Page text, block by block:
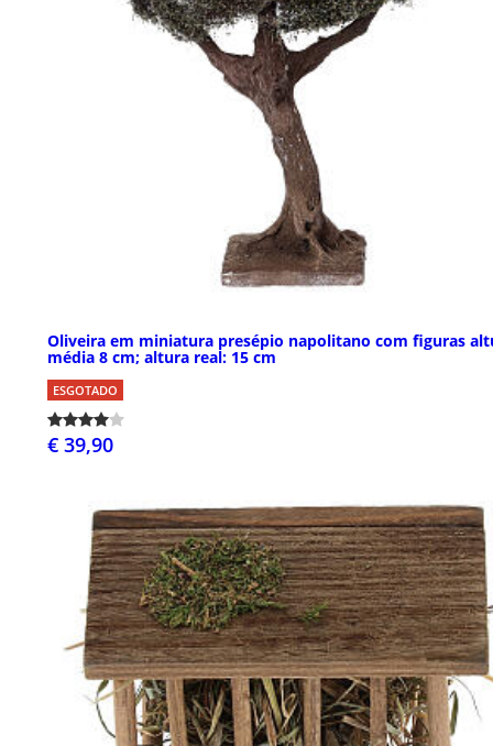
Oliveira em miniatura presépio napolitano com figuras
média 8 cm; altura real: 15 cm
ESGOTADO
€ 39,90